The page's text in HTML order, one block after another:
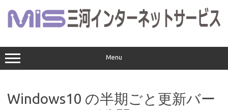
ス
キ
ッ
Menu
Windows10 の半期ごと更新バー